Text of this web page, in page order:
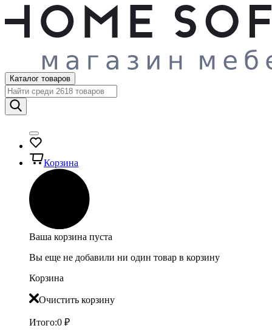
Каталог товаров
Корзина
Ваша корзина пуста
Вы еще не добавили ни один товар в корзину
Корзина
Очистить корзину
Итого:0 ₽